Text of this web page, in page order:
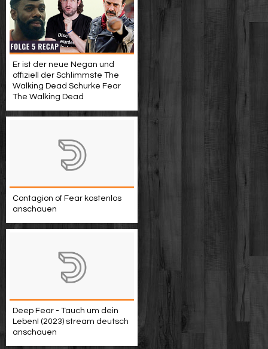
Er ist der neue Negan und
offiziell der Schlimmste The
Walking Dead Schurke Fear
The Walking Dead
Contagion of Fear kostenlos
anschauen
Deep Fear - Tauch um dein
Leben! (2023) stream deutsch
anschauen